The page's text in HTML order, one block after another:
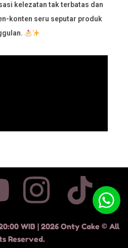
kelezatan tak terbatas dan
konten seru seputar produk
WIB | 2026 Onty Cake © All
Reserved.